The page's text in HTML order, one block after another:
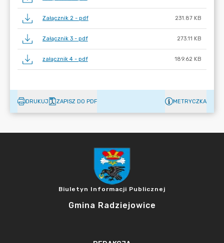
Załącznik 2 - pdf 231.87 KB
Załącznik 3 - pdf 273.11 KB
załącznik 4 - pdf 189.62 KB
DRUKUJ ZAPISZ DO PDF METRYCZKA
Biuletyn Informacji Publicznej
Gmina Radziejowice